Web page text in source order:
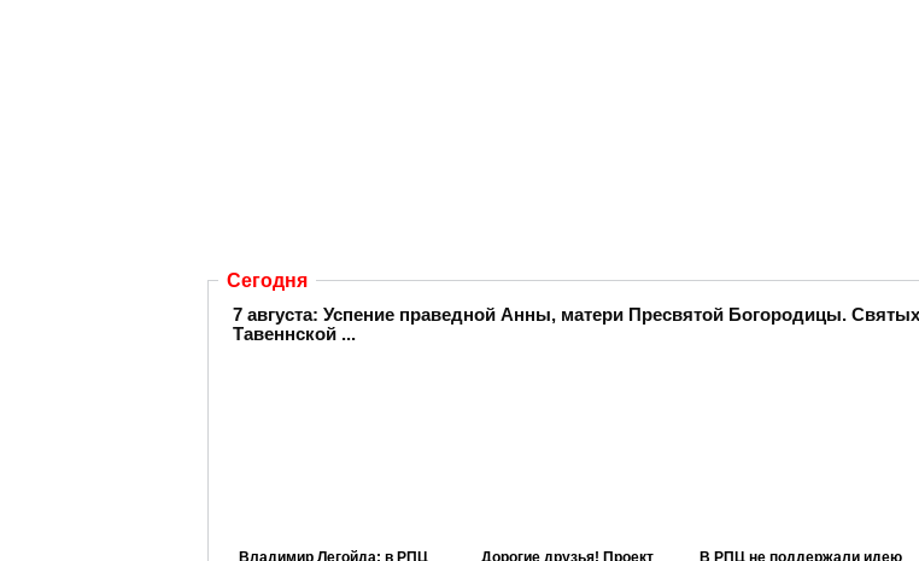
Сегодня
7 августа: Успение праведной Анны, матери Пресвятой Богородицы.
Тавеннской ...
Владимир Легойда: в РПЦ
Дорогие друзья! Проект
В РПЦ не поддержали идею